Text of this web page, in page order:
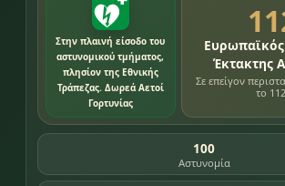
Στην πλαινή είσοδο του
αστυνομικού τμήματος,
πλησίον της Εθνικής
Τράπεζας. Δωρεά Αετοί
Γορτυνίας
Έκτακτης
Σε επείγον
το 112.
100
Αστυνομία